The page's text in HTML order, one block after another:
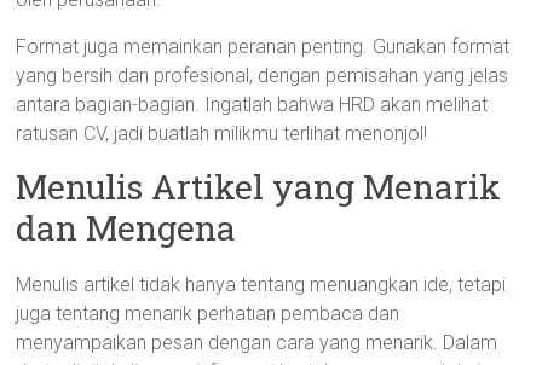
Format juga memainkan peranan penting. Gunakan format
yang bersih dan profesional, dengan pemisahan yang jelas
antara bagian-bagian. Ingatlah bahwa HRD akan melihat
ratusan CV, jadi buatlah milikmu terlihat menonjol!
Menulis Artikel yang Menarik
dan Mengena
Menulis artikel tidak hanya tentang menuangkan ide, tetapi
juga tentang menarik perhatian pembaca dan
menyampaikan pesan dengan cara yang menarik. Dalam